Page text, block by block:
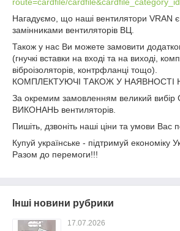
Нагадуємо, що наші вентилятори VRAN є
замінниками вентиляторів ВЦ.
Також у нас Ви можете замовити
(гнучкі вставки на вході та на виході,
віброізоляторів, контрфланці тощо).
КОМПЛЕКТУЮЧІ ТАКОЖ У НАЯВНОСТІ
За окремим замовленням великий
ВИКОНАНЬ вентиляторів.
Пишіть, дзвоніть наші ціни та умови Вас
Купуй українське - підтримуй економіку
Разом до перемоги!!!
Інші новини рубрики
17.07.2026